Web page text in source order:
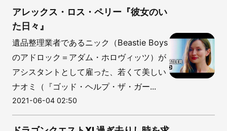
アレックス・ロス・ペリー『彼女のい
た日々』
遺品整理業者であるニック（Beastie Boys
のアドロック＝アダム・ホロヴィッツ）が
アシスタントとして雇った、若くて美しい
ナオミ（『ゴッド・ヘルプ・ザ・ガー...
2021-06-04 02:50